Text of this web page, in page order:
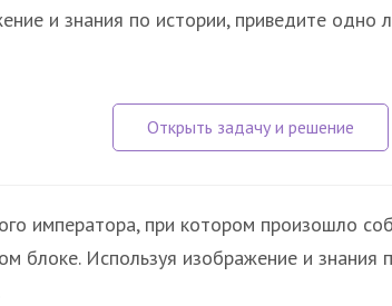
и знания по истории, приведите одно
императора, при котором произошло
блоке. Используя изображение и знания